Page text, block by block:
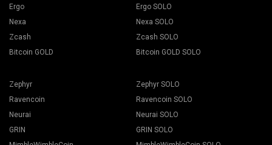
Ergo
Nexa
Zcash
Bitcoin GOLD
Ergo SOLO
Nexa SOLO
Zcash SOLO
Bitcoin GOLD SOLO
Zephyr
Ravencoin
Neurai
GRIN
Zephyr SOLO
Ravencoin SOLO
Neurai SOLO
GRIN SOLO